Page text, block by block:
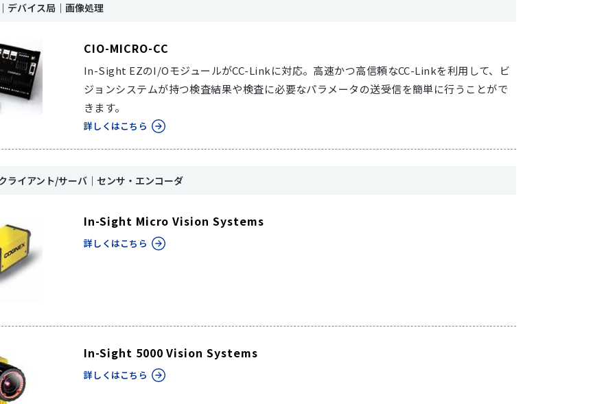
デバイス局｜画像処理
CIO-MICRO-CC
In-Sight EZのI/OモジュールがCC-Linkに対応。高速かつ高信頼なCC-Linkを利用して、ビ
ジョンシステムが持つ検査結果や検査に必要なパラメータの送受信を簡単に行うことがで
きます。
詳しくはこちら
ライアント/サーバ｜センサ・エンコーダ
In-Sight Micro Vision Systems
詳しくはこちら
In-Sight 5000 Vision Systems
詳しくはこちら